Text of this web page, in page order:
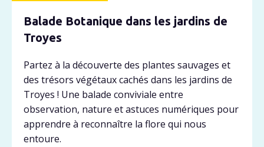
Balade Botanique dans les jardins de
Troyes
Partez à la découverte des plantes sauvages et
des trésors végétaux cachés dans les jardins de
Troyes ! Une balade conviviale entre
observation, nature et astuces numériques pour
apprendre à reconnaître la flore qui nous
entoure.